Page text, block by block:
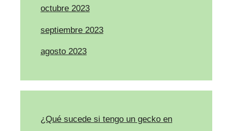
octubre 2023
septiembre 2023
agosto 2023
¿Qué sucede si tengo un gecko en